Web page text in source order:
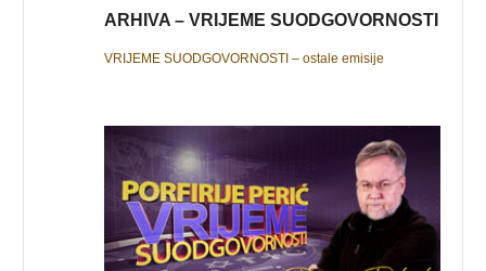
ARHIVA – VRIJEME SUODGOVORNOSTI
VRIJEME SUODGOVORNOSTI – ostale emisije